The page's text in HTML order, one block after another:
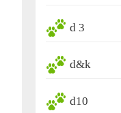
d 3
d&k
d10